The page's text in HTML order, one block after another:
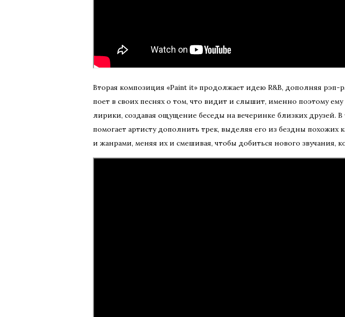
Вторая композиция «Paint it» продолжает идею R&B, дополняя рэп-
поет в своих песнях о том, что видит и слышит, именно поэтому
лирики, создавая ощущение беседы на вечеринке близких друзей.
помогает артисту дополнить трек, выделяя его из бездны похожих
и жанрами, меняя их и смешивая, чтобы добиться нового звучания,